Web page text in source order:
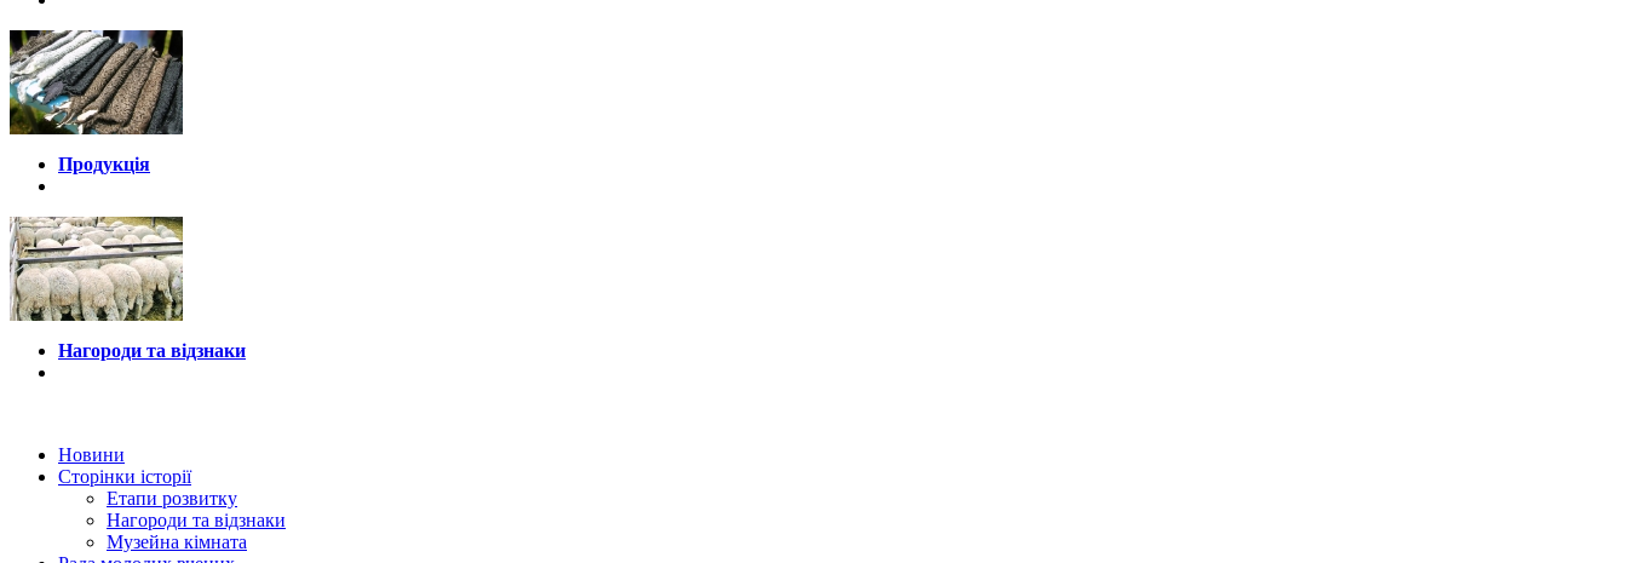
Продукція
Нагороди та відзнаки
Новини
Сторінки історії
Етапи розвитку
Нагороди та відзнаки
Музейна кімната